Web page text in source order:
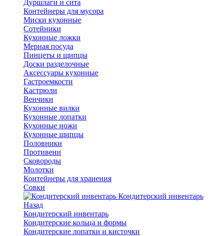
Дуршлаги и сита
Контейнеры для мусора
Миски кухонные
Сотейники
Кухонные ложки
Мерная посуда
Пинцеты и щипцы
Доски разделочные
Аксессуары кухонные
Гастроемкости
Кастрюли
Венчики
Кухонные вилки
Кухонные лопатки
Кухонные ножи
Кухонные щипцы
Половники
Противени
Сковороды
Молотки
Контейнеры для хранения
Совки
Кондитерский инвентарь
Назад
Кондитерский инвентарь
Кондитерские кольца и формы
Кондитерские лопатки и кисточки